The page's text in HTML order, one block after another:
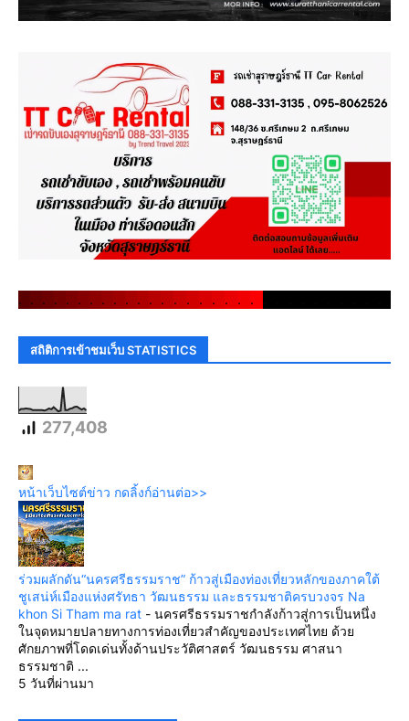
. . . . . . . . . . . . . . . . . . . .
สถิติการเข้าชมเว็บ STATISTICS
277,408
หน้าเว็บไซต์ข่าว กดลิ้งก์อ่านต่อ>>
ร่วมผลักดัน“นครศรีธรรมราช” ก้าวสู่เมืองท่องเที่ยวหลักของภาคใต้
ชูเสน่ห์เมืองแห่งศรัทธา วัฒนธรรม และธรรมชาติครบวงจร Na
khon Si Tham ma rat - นครศรีธรรมราชกำลังก้าวสู่การเป็นหนึ่ง
ในจุดหมายปลายทางการท่องเที่ยวสำคัญของประเทศไทย ด้วย
ศักยภาพที่โดดเด่นทั้งด้านประวัติศาสตร์ วัฒนธรรม ศาสนา
ธรรมชาติ ...
5 วันที่ผ่านมา